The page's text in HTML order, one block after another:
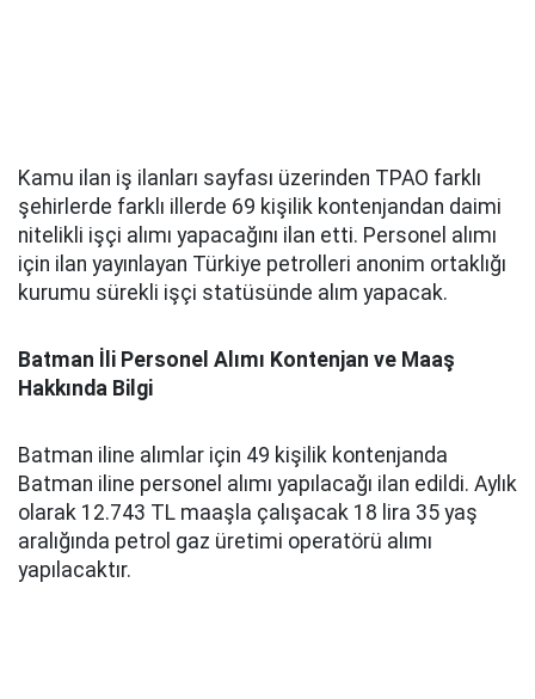
Kamu ilan iş ilanları sayfası üzerinden TPAO farklı
şehirlerde farklı illerde 69 kişilik kontenjandan daimi
nitelikli işçi alımı yapacağını ilan etti. Personel alımı
için ilan yayınlayan Türkiye petrolleri anonim ortaklığı
kurumu sürekli işçi statüsünde alım yapacak.
Batman İli Personel Alımı Kontenjan ve Maaş
Hakkında Bilgi
Batman iline alımlar için 49 kişilik kontenjanda
Batman iline personel alımı yapılacağı ilan edildi. Aylık
olarak 12.743 TL maaşla çalışacak 18 lira 35 yaş
aralığında petrol gaz üretimi operatörü alımı
yapılacaktır.